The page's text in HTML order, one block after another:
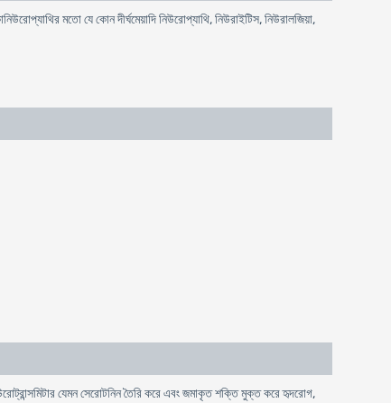
মতো যে কোন দীর্ঘমেয়াদি নিউরোপ্যাথি, নিউরাইটিস, নিউরালজিয়া,
যেমন সেরোটনিন তৈরি করে এবং জমাকৃত শক্তি মুক্ত করে হৃদরোগ,